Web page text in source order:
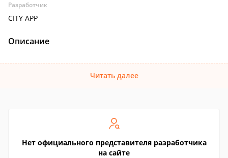
Разработчик
CITY APP
Описание
Читать далее
Нет официального представителя разработчика
на сайте